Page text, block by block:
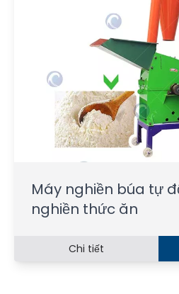
Máy nghiền búa tự
nghiền thức ăn
Chi tiết